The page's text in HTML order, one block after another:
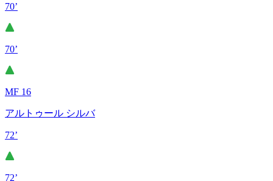
70’
70’
MF 16
アルトゥール シルバ
72’
72’